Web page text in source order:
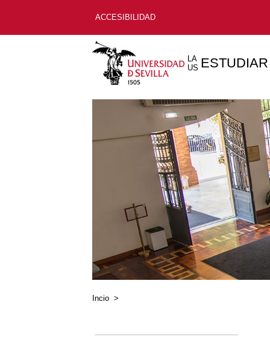
ACCESIBILIDAD
LA
US ESTUDIAR
Incio >